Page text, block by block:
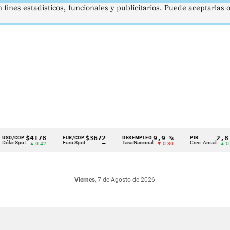
$4178
▲ 0.42
EUR/COP
Euro Spot
$3672
—
DESEMPLEO
Tasa Nacional
9,9 %
▼ 0.30
PIB
Crec. Anual
2,8 %
▲ 0.10
Viernes, 7 de Agosto de 2026
estadísticos, funcionales y publicitarios. Puede aceptarlas